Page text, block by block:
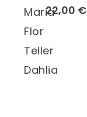
22,00 €
Maria
Flor
Teller
Dahlia